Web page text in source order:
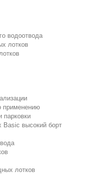
водоотвода
лотков
применению
парковки
Basic высокий борт
лотков